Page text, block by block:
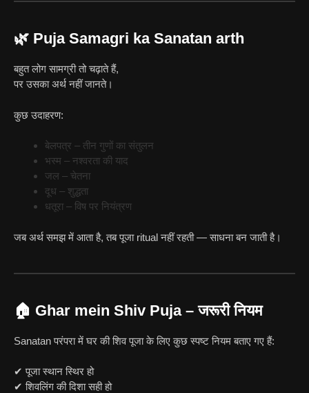
🌿 Puja Samagri ka Sanatan arth
बहुत लोग सामग्री तो चढ़ाते हैं,
पर उसका अर्थ नहीं जानते।
कुछ उदाहरण:
बेलपत्र – तीन गुणों का संतुलन
भस्म – नश्वरता की याद
जल – चेतना
दूध – शुद्धता
धतूरा – विष पर नियंत्रण
जब अर्थ समझ में आता है, तब पूजा ritual नहीं रहती — साधना बन जाती है।
🏠 Ghar mein Shiv Puja – जरूरी नियम
Sanatan परंपरा में घर की शिव पूजा के लिए कुछ स्पष्ट नियम बताए गए हैं:
✔ पूजा स्थान स्थिर हो
✔ शिवलिंग की दिशा सही हो